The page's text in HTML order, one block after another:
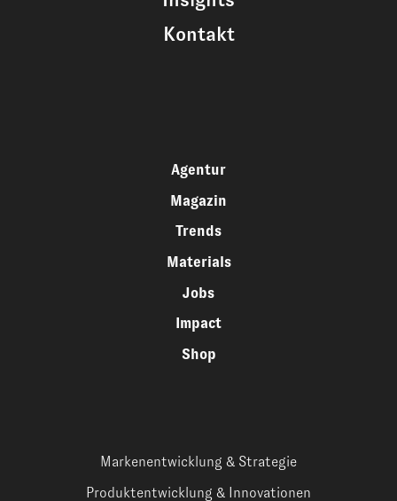
Kontakt
Agentur
Magazin
Trends
Materials
Jobs
Impact
Shop
Markenentwicklung & Strategie
Produktentwicklung & Innovationen